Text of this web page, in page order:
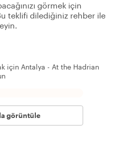
görmek için
teklifi dilediğiniz rehber ile
için Antalya - At the Hadrian
görüntüle